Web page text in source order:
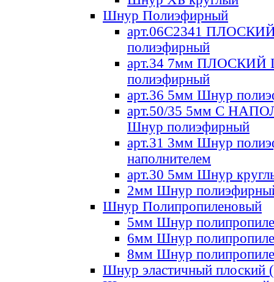
Шнур Полиэфирный
арт.06С2341
полиэфирный
арт.34 7мм ПЛОСКИЙ
полиэфирный
арт.36 5мм Шнур
арт.50/35 5мм С
Шнур полиэфирный
арт.31 3мм Шнур
наполнителем
арт.30 5мм Шнур
2мм Шнур
Шнур Полипропиленовый
5мм Шнур
6мм Шнур
8мм Шнур
Шнур эластичный плоский